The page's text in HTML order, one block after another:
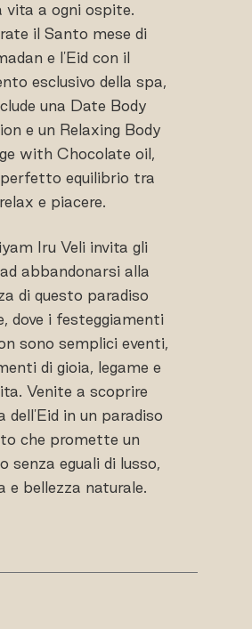
vita a ogni ospite.
il Santo mese di
e l'Eid con il
esclusivo della spa,
una Date Body
e un Relaxing Body
with Chocolate oil,
equilibrio tra
relax e piacere.
Iru Veli invita gli
abbandonarsi alla
di questo paradiso
dove i festeggiamenti
sono semplici eventi,
di gioia, legame e
Venite a scoprire
dell'Eid in un paradiso
che promette un
senza eguali di lusso,
e bellezza naturale.